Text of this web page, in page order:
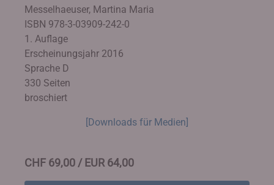
Messelhaeuser, Martina Maria
ISBN 978-3-03909-242-0
1. Auflage
Erscheinungsjahr 2016
Sprache D
330 Seiten
broschiert
[Downloads für Medien]
CHF 69,00 / EUR 64,00